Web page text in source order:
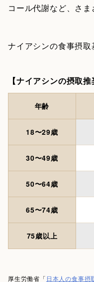
コール代謝など、さま
ナイアシンの食事摂取
【ナイアシンの摂取
年齢
18〜29歳
30〜49歳
50〜64歳
65〜74歳
75歳以上
厚生労働省「 日本人の食事摂